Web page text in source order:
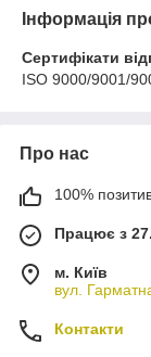
Інформація
Сертифікати
ISO 9000/9001/
Про нас
100%
Працює з
м. Київ
вул.
Контакти